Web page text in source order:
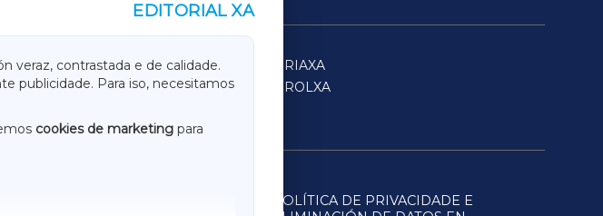
EDITORIAL XA
veraz, contrastada e de calidade.
publicidade. Para iso, necesitamos
cookies de marketing para
SARRIAXA
FERROLXA
POLÍTICA DE PRIVACIDADE E